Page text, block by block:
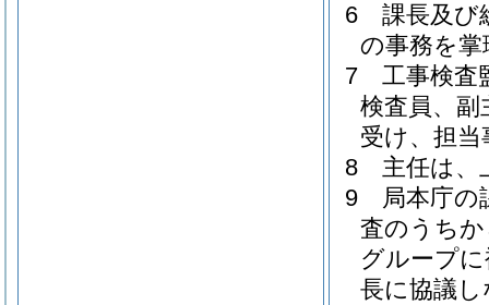
6
課長及び
の事務を
7
工事検査
検査員、副
受け、担
8
主任は、
9
局本庁の
査のうち
グループ
長に協議